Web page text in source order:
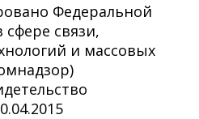
Федеральной
связи,
и массовых